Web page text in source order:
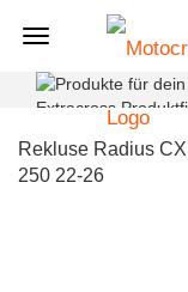
Rekluse Radius
250 22-26